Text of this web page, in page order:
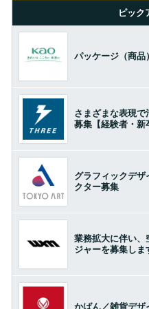
ピック
パッケージ（商品
さまざまな表現
募集【経験者・新
グラフィックデザ
クター募集
業務拡大に伴い、
ジャーを募集しま
かばん／雑貨デザ